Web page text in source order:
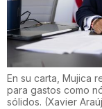
En su carta, Mujica
para gastos como
sólidos. (Xavier